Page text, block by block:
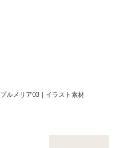
プルメリア03｜イラスト素材